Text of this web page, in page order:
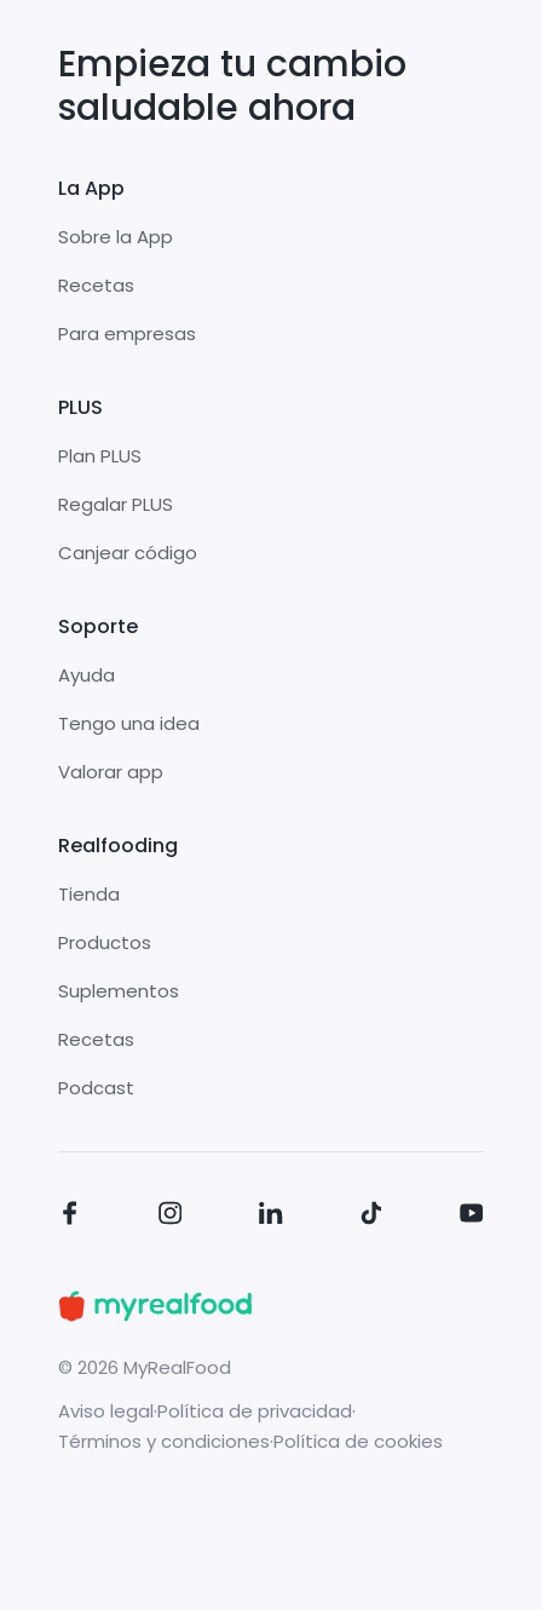
Empieza tu cambio
saludable ahora
La App
Sobre la App
Recetas
Para empresas
PLUS
Plan PLUS
Regalar PLUS
Canjear código
Soporte
Ayuda
Tengo una idea
Valorar app
Realfooding
Tienda
Productos
Suplementos
Recetas
Podcast
© 2026 MyRealFood
Aviso legal·Política de privacidad·
Términos y condiciones·Política de cookies